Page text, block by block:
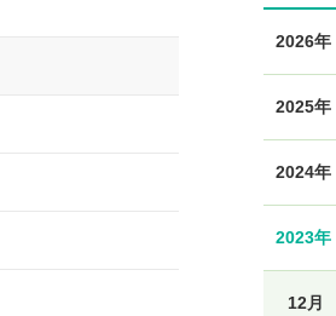
2026年
2025年
2024年
2023年
12月